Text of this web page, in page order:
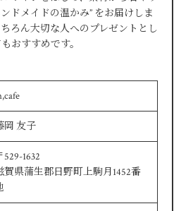
ドメイドの温かみ” をお届けしま
ろん大切な人へのプレゼントとし
おすすめです。
岡 友子
529-1632
賀県蒲生郡日野町上駒月1452番